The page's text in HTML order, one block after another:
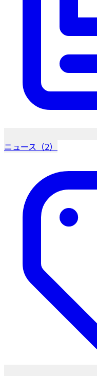
ニュース（2）